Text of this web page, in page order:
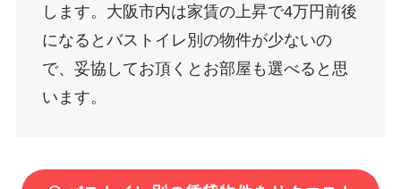
します。大阪市内は家賃の上昇で4万円前後
になるとバストイレ別の物件が少ないの
で、妥協してお頂くとお部屋も選べると思
います。